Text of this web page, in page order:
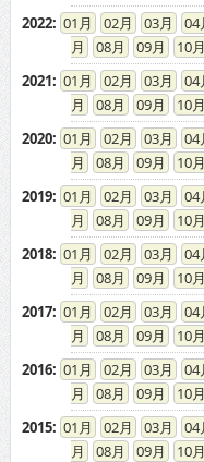
2022: 01 02 03 04
08
09 10
2021: 01 02 03 04
08
09 10
2020: 01 02 03 04
08
09 10
2019: 01 02 03 04
08
09 10
2018: 01 02 03 04
08
09 10
2017: 01 02 03 04
08
09 10
2016: 01 02 03 04
08
09 10
2015: 01 02 03 04
08
09 10